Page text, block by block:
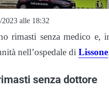
2023 alle 18:32
rimasti senza medico e,
nell’ospedale di Lissone
senza dottore